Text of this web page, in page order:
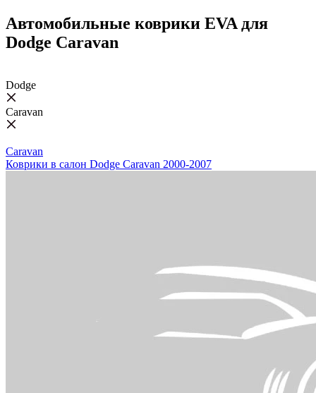
Автомобильные коврики EVA для
Dodge Caravan
Dodge
Caravan
Caravan
Коврики в салон Dodge Caravan 2000-2007